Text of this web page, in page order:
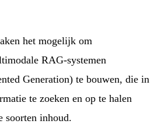
het mogelijk om
RAG-systemen
Generation) te bouwen, die in
te zoeken en op te halen
soorten inhoud.